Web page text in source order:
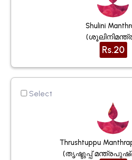
Shulini
Rs.20
Select
Thrushtuppu
(തൃഷ്ടുപ്പ്